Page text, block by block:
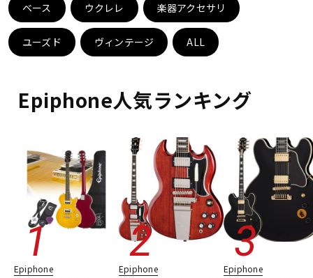
キーボード 電子ピアノ
DJ機器 DTM
DTM オンライン納品 レコーディング機器
配信/ライブ機器 楽器アクセサリ
ベース ウクレレ 楽器アクセサリ
ユーズド ヴィンテージ ALL
Epiphone人気ランキング
Epiphone Epiphone Epiphone